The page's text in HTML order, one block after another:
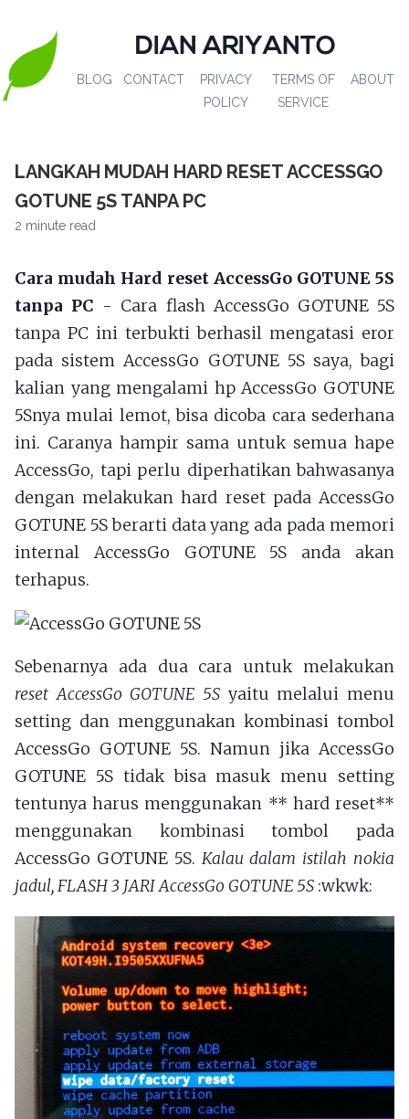
DIAN ARIYANTO
BLOG CONTACT
PRIVACY
POLICY
TERMS OF
SERVICE
ABOUT
LANGKAH MUDAH HARD RESET ACCESSGO
GOTUNE 5S TANPA PC
2 minute read
Cara mudah Hard reset AccessGo GOTUNE 5S
tanpa PC - Cara flash AccessGo GOTUNE 5S
tanpa PC ini terbukti berhasil mengatasi eror
pada sistem AccessGo GOTUNE 5S saya, bagi
kalian yang mengalami hp AccessGo GOTUNE
5Snya mulai lemot, bisa dicoba cara sederhana
ini. Caranya hampir sama untuk semua hape
AccessGo, tapi perlu diperhatikan bahwasanya
dengan melakukan hard reset pada AccessGo
GOTUNE 5S berarti data yang ada pada memori
internal AccessGo GOTUNE 5S anda akan
terhapus.
Sebenarnya ada dua cara untuk melakukan
reset AccessGo GOTUNE 5S yaitu melalui menu
setting dan menggunakan kombinasi tombol
AccessGo GOTUNE 5S. Namun jika AccessGo
GOTUNE 5S tidak bisa masuk menu setting
tentunya harus menggunakan ** hard reset**
menggunakan kombinasi tombol pada
AccessGo GOTUNE 5S. Kalau dalam istilah nokia
jadul, FLASH 3 JARI AccessGo GOTUNE 5S :wkwk: